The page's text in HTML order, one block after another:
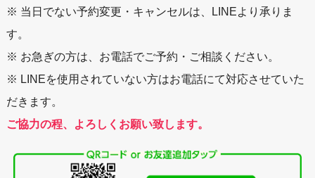
※ 当日でない予約変更・キャンセルは、LINEより承りま
す。
※ お急ぎの方は、お電話でご予約・ご相談ください。
※ LINEを使用されていない方はお電話にて対応させていた
だきます。
ご協力の程、よろしくお願い致します。